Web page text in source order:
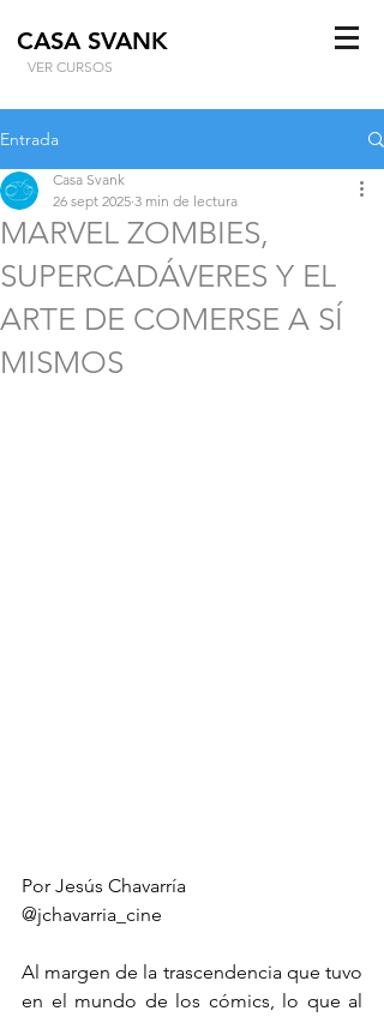
CASA SVANK
VER CURSOS
Entrada
MARVEL ZOMBIES,
SUPERCADÁVERES Y EL
ARTE DE COMERSE A SÍ
MISMOS
Casa Svank
26 sept 2025 3 min de lectura
Por Jesús Chavarría
@jchavarria_cine
Al margen de la trascendencia que tuvo
en el mundo de los cómics, lo que al